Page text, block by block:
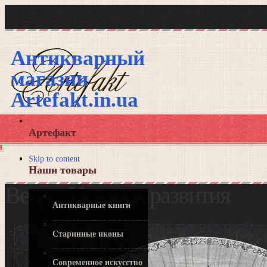
Антикварный
магазин
Artefakt.in.ua
Артефакт
Наши товары
Антикварные книги
Старинные иконы
Современное искусство
Skip to content
Веера. История развития